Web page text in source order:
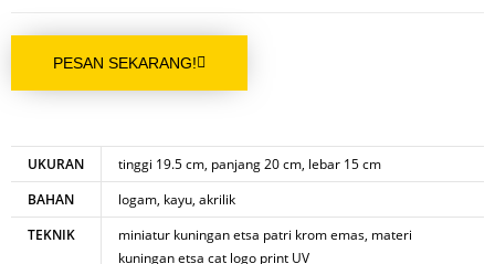
PESAN SEKARANG!
UKURAN
tinggi 19.5 cm, panjang 20 cm, lebar 15 cm
BAHAN
logam, kayu, akrilik
TEKNIK
miniatur kuningan etsa patri krom emas, materi
kuningan etsa cat logo print UV